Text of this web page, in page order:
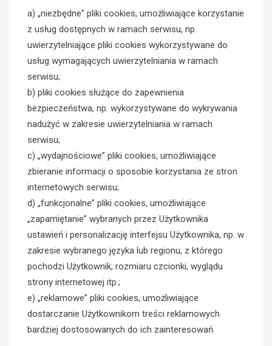
a) „niezbędne” pliki cookies, umożliwiające korzystanie
z usług dostępnych w ramach serwisu, np.
uwierzytelniające pliki cookies wykorzystywane do
usług wymagających uwierzytelniania w ramach
serwisu;
b) pliki cookies służące do zapewnienia
bezpieczeństwa, np. wykorzystywane do wykrywania
nadużyć w zakresie uwierzytelniania w ramach
serwisu;
c) „wydajnościowe” pliki cookies, umożliwiające
zbieranie informacji o sposobie korzystania ze stron
internetowych serwisu;
d) „funkcjonalne” pliki cookies, umożliwiające
„zapamiętanie” wybranych przez Użytkownika
ustawień i personalizację interfejsu Użytkownika, np. w
zakresie wybranego języka lub regionu, z którego
pochodzi Użytkownik, rozmiaru czcionki, wyglądu
strony internetowej itp.;
e) „reklamowe” pliki cookies, umożliwiające
dostarczanie Użytkownikom treści reklamowych
bardziej dostosowanych do ich zainteresowań.